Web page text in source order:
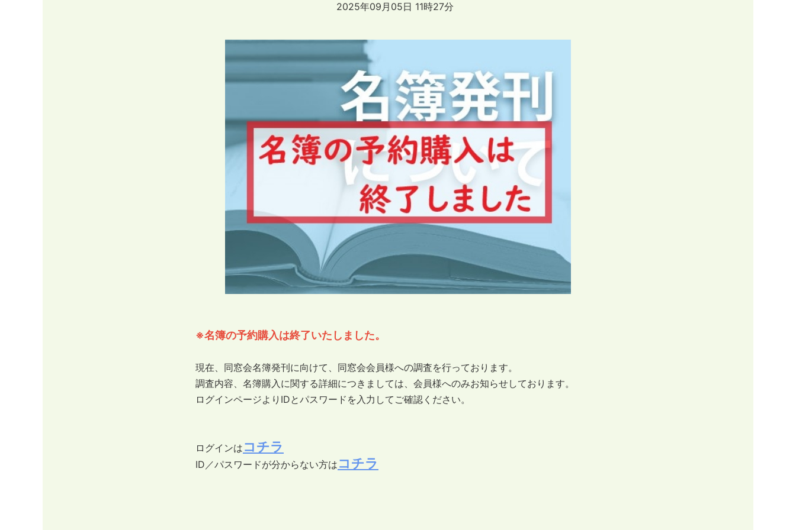
2025年09月05日 11時27分
※名簿の予約購入は終了いたしました。
現在、同窓会名簿発刊に向けて、同窓会会員様への調査を行っております。
調査内容、名簿購入に関する詳細につきましては、会員様へのみお知らせしております。
ログインページよりIDとパスワードを入力してご確認ください。
ログインは コチラ
ID／パスワードが分からない方は コチラ